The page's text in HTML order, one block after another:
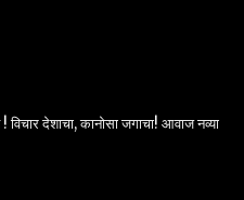
देशाचा, कानोसा जगाचा! आवाज नव्या